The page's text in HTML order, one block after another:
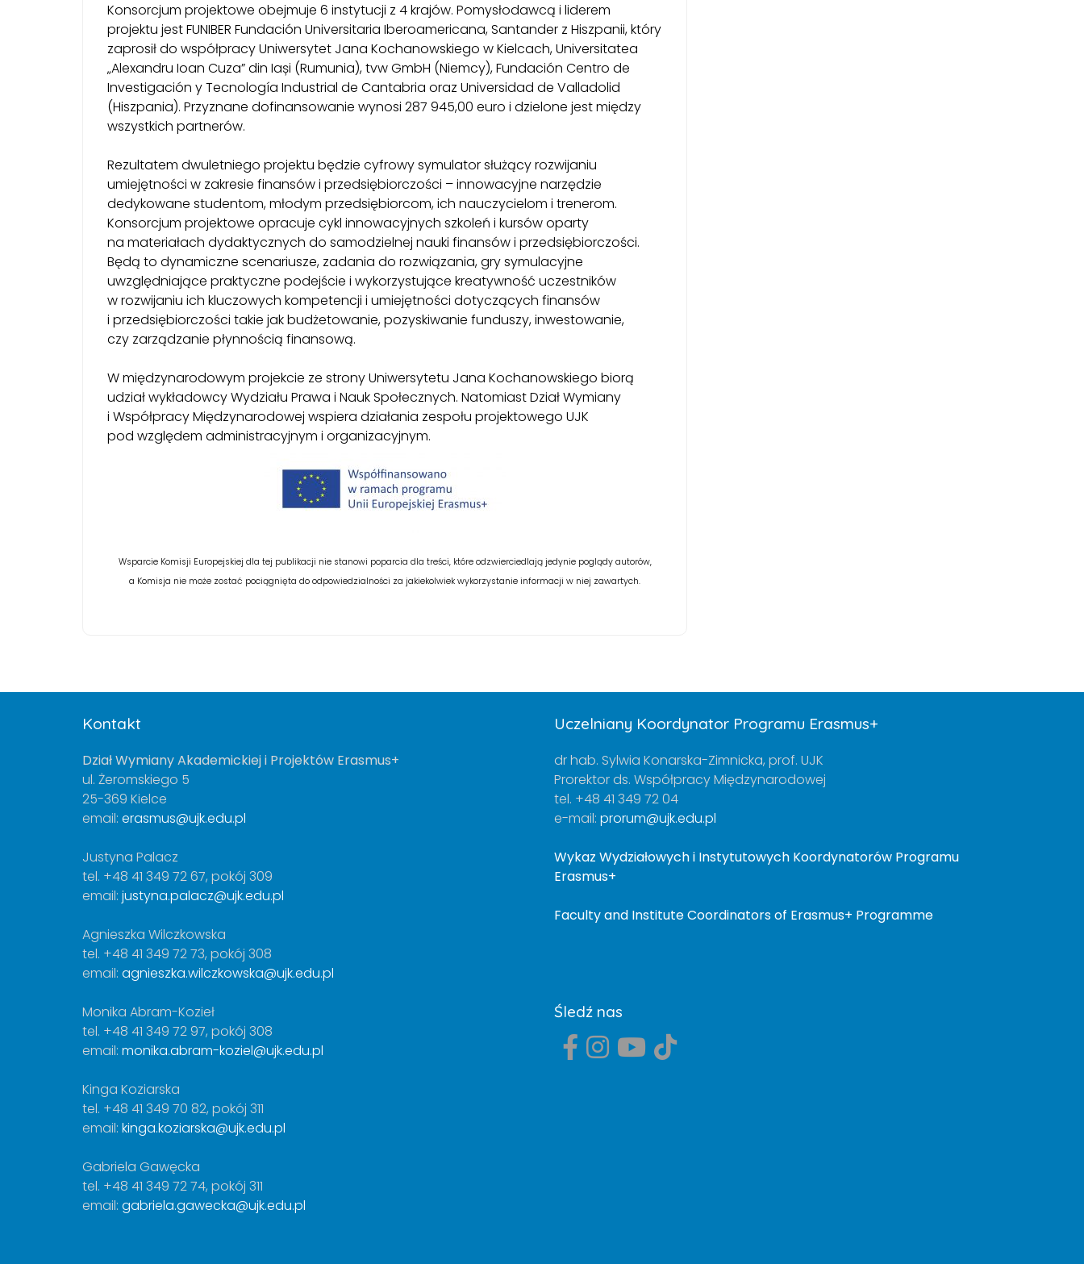
Konsorcjum projektowe obejmuje 6 instytucji z 4 krajów. Pomysłodawcą i liderem
projektu jest FUNIBER Fundación Universitaria Iberoamericana, Santander z Hiszpanii, który
zaprosił do współpracy Uniwersytet Jana Kochanowskiego w Kielcach, Universitatea
„Alexandru Ioan Cuza” din Iași (Rumunia), tvw GmbH (Niemcy), Fundación Centro de
Investigación y Tecnología Industrial de Cantabria oraz Universidad de Valladolid
(Hiszpania). Przyznane dofinansowanie wynosi 287 945,00 euro i dzielone jest między
wszystkich partnerów.
Rezultatem dwuletniego projektu będzie cyfrowy symulator służący rozwijaniu
umiejętności w zakresie finansów i przedsiębiorczości – innowacyjne narzędzie
dedykowane studentom, młodym przedsiębiorcom, ich nauczycielom i trenerom.
Konsorcjum projektowe opracuje cykl innowacyjnych szkoleń i kursów oparty
na materiałach dydaktycznych do samodzielnej nauki finansów i przedsiębiorczości.
Będą to dynamiczne scenariusze, zadania do rozwiązania, gry symulacyjne
uwzględniające praktyczne podejście i wykorzystujące kreatywność uczestników
w rozwijaniu ich kluczowych kompetencji i umiejętności dotyczących finansów
i przedsiębiorczości takie jak budżetowanie, pozyskiwanie funduszy, inwestowanie,
czy zarządzanie płynnością finansową.
W międzynarodowym projekcie ze strony Uniwersytetu Jana Kochanowskiego biorą
udział wykładowcy Wydziału Prawa i Nauk Społecznych. Natomiast Dział Wymiany
i Współpracy Międzynarodowej wspiera działania zespołu projektowego UJK
pod względem administracyjnym i organizacyjnym.
Wsparcie Komisji Europejskiej dla tej publikacji nie stanowi poparcia dla treści, które odzwierciedlają jedynie poglądy autorów,
a Komisja nie może zostać pociągnięta do odpowiedzialności za jakiekolwiek wykorzystanie informacji w niej zawartych.
Kontakt
Dział Wymiany Akademickiej i Projektów Erasmus+
ul. Żeromskiego 5
25-369 Kielce
email: erasmus@ujk.edu.pl
Justyna Palacz
tel. +48 41 349 72 67, pokój 309
email: justyna.palacz@ujk.edu.pl
Agnieszka Wilczkowska
tel. +48 41 349 72 73, pokój 308
email: agnieszka.wilczkowska@ujk.edu.pl
Monika Abram-Kozieł
tel. +48 41 349 72 97, pokój 308
email: monika.abram-koziel@ujk.edu.pl
Kinga Koziarska
tel. +48 41 349 70 82, pokój 311
email: kinga.koziarska@ujk.edu.pl
Gabriela Gawęcka
tel. +48 41 349 72 74, pokój 311
email: gabriela.gawecka@ujk.edu.pl
Uczelniany Koordynator Programu Erasmus+
dr hab. Sylwia Konarska-Zimnicka, prof. UJK
Prorektor ds. Współpracy Międzynarodowej
tel. +48 41 349 72 04
e-mail: prorum@ujk.edu.pl
Wykaz Wydziałowych i Instytutowych Koordynatorów Programu
Erasmus+
Faculty and Institute Coordinators of Erasmus+ Programme
Śledź nas